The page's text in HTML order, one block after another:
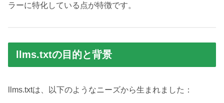
ラーに特化している点が特徴です。
llms.txtの目的と背景
llms.txtは、以下のようなニーズから生まれました：